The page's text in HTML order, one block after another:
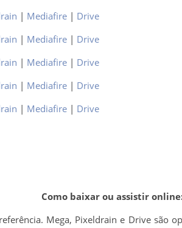
| Mediafire| Drive
| Mediafire| Drive
| Mediafire| Drive
| Mediafire| Drive
| Mediafire| Drive
Como baixar ou assistir
Mega, Pixeldrain e Drive são